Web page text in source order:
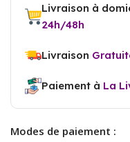
Livraison à
24h/48h
Livraison
Paiement à La
Modes de paiement :